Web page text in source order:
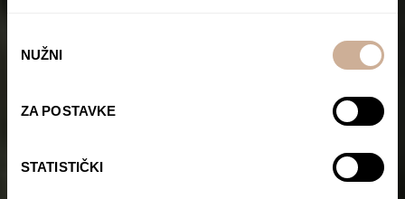
pristanka
NUŽNI
ZA POSTAVKE
STATISTIČKI